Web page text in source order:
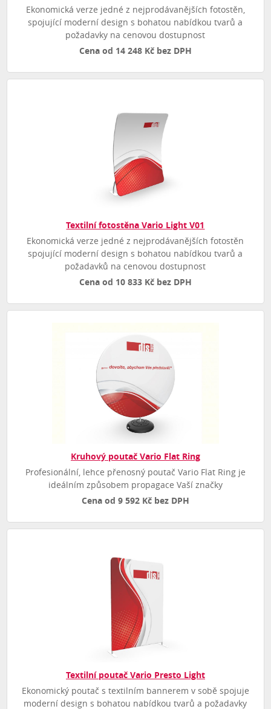
Ekonomická verze jedné z nejprodávanějších fotostěn,
spojující moderní design s bohatou nabídkou tvarů a
požadavky na cenovou dostupnost
Cena od 14 248 Kč bez DPH
Textilní fotostěna Vario Light V01
Ekonomická verze jedné z nejprodávanějších fotostěn
spojující moderní design s bohatou nabídkou tvarů a
požadavků na cenovou dostupnost
Cena od 10 833 Kč bez DPH
Kruhový poutač Vario Flat Ring
Profesionální, lehce přenosný poutač Vario Flat Ring je
ideálním způsobem propagace Vaší značky
Cena od 9 592 Kč bez DPH
Textilní poutač Vario Presto Light
Ekonomický poutač s textilním bannerem v sobě spojuje
moderní design s bohatou nabídkou tvarů a požadavky